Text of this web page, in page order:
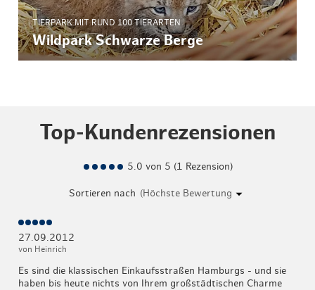
TIERPARK MIT RUND 100 TIERARTEN
Wildpark Schwarze Berge
Top-Kundenrezensionen
5.0 von 5 (1 Rezension)
Sortieren nach
27.09.2012
von Heinrich
Es sind die klassischen Einkaufsstraßen Hamburgs - und sie
haben bis heute nichts von Ihrem großstädtischen Charme